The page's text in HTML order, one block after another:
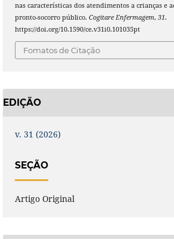
nas características dos atendimentos a crianças e
pronto-socorro público. Cogitare Enfermagem, 31.
https://doi.org/10.1590/ce.v31i0.101035pt
Fomatos de Citação
EDIÇÃO
v. 31 (2026)
SEÇÃO
Artigo Original